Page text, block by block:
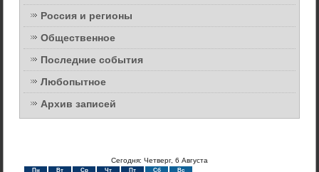
Россия и регионы
Общественное
Последние события
Любопытное
Архив записей
Сегодня: Четверг, 6 Августа
Пн Вт Ср Чт Пт Сб Вс